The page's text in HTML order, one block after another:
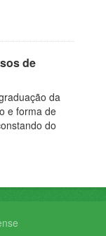
de
da
e forma de
do